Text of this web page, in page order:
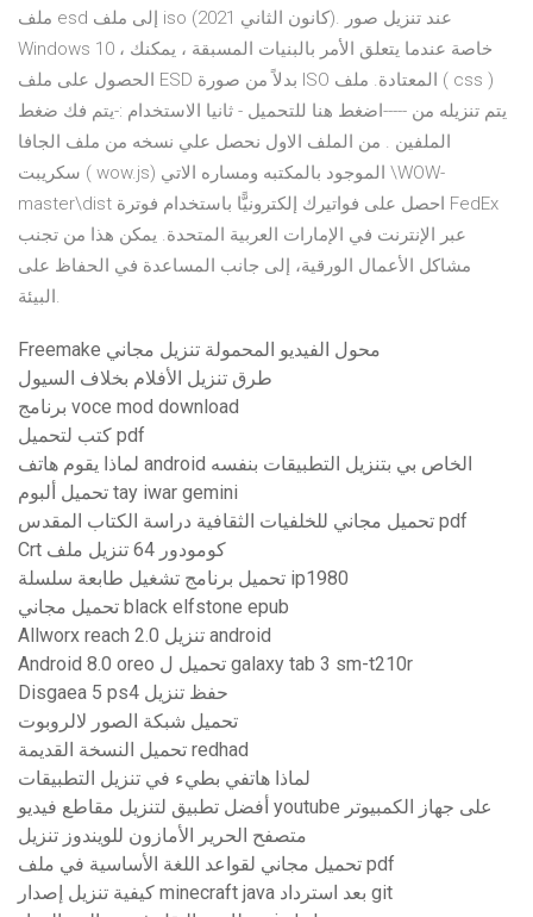
ملف esd إلى ملف iso (كانون الثاني 2021). عند تنزيل صور
Windows 10 ، خاصة عندما يتعلق الأمر بالبنيات المسبقة ، يمكنك
الحصول على ملف ESD بدلاً من صورة ISO المعتادة. ملف ( css )
يتم تنزيله من -----اضغط هنا للتحميل - ثانيا الاستخدام :-يتم فك ضغط
الملفين . من الملف الاول نحصل علي نسخه من ملف الجافا
سكريبت ( wow.js) الموجود بالمكتبه ومساره الاتي \WOW-
master\dist احصل على فواتيرك إلكترونيًّا باستخدام فوترة FedEx
عبر الإنترنت في الإمارات العربية المتحدة. يمكن هذا من تجنب
مشاكل الأعمال الورقية، إلى جانب المساعدة في الحفاظ على
البيئة.
Freemake محول الفيديو المحمولة تنزيل مجاني
طرق تنزيل الأفلام بخلاف السيول
برنامج voce mod download
كتب لتحميل pdf
لماذا يقوم هاتف android الخاص بي بتنزيل التطبيقات بنفسه
تحميل ألبوم tay iwar gemini
تحميل مجاني للخلفيات الثقافية دراسة الكتاب المقدس pdf
Crt كومودور 64 تنزيل ملف
تحميل برنامج تشغيل طابعة سلسلة ip1980
تحميل مجاني black elfstone epub
Allworx reach 2.0 تنزيل android
Android 8.0 oreo تحميل ل galaxy tab 3 sm-t210r
Disgaea 5 ps4 حفظ تنزيل
تحميل شبكة الصور لالروبوت
تحميل النسخة القديمة redhad
لماذا هاتفي بطيء في تنزيل التطبيقات
أفضل تطبيق لتنزيل مقاطع فيديو youtube على جهاز الكمبيوتر
متصفح الحرير الأمازون للويندوز تنزيل
تحميل مجاني لقواعد اللغة الأساسية في ملف pdf
كيفية تنزيل إصدار minecraft java بعد استرداد git